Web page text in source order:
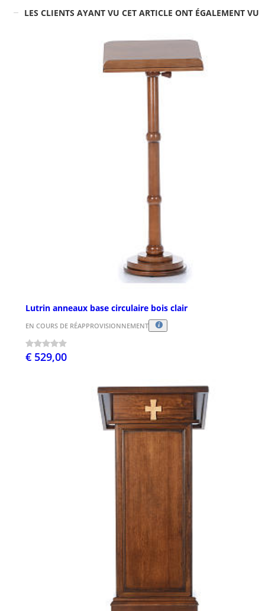
LES CLIENTS AYANT VU CET ARTICLE ONT ÉGALEMENT VU
Lutrin anneaux base circulaire bois clair
EN COURS DE RÉAPPROVISIONNEMENT
€ 529,00